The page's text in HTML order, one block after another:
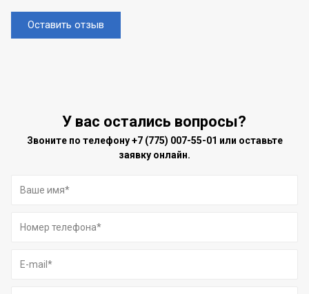
Оставить отзыв
У вас остались вопросы?
Звоните по телефону+7 (775) 007-55-01 или оставьте
заявку онлайн.